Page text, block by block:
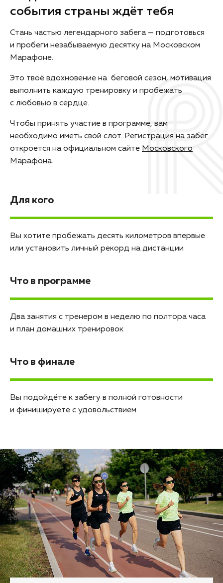
события страны ждёт тебя
Стань частью легендарного забега — подготовься
и пробеги незабываемую десятку на Московском
Марафоне.
Это твоё вдохновение на беговой сезон, мотивация
выполнить каждую тренировку и пробежать
с любовью в сердце.
Чтобы принять участие в программе, вам
необходимо иметь свой слот. Регистрация на забег
откроется на официальном сайте Московского
Марафона.
Для кого
Вы хотите пробежать десять километров впервые
или установить личный рекорд на дистанции
Что в программе
Два занятия с тренером в неделю по полтора часа
и план домашних тренировок
Что в финале
Вы подойдёте к забегу в полной готовности
и финишируете с удовольствием